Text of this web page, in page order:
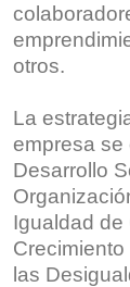
otros.
La
empresa se
Desarrollo
Igualdad de
las